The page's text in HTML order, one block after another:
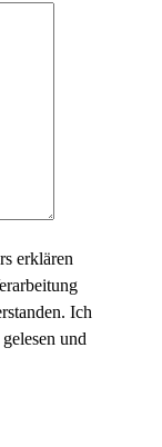
erklären
Ich
und